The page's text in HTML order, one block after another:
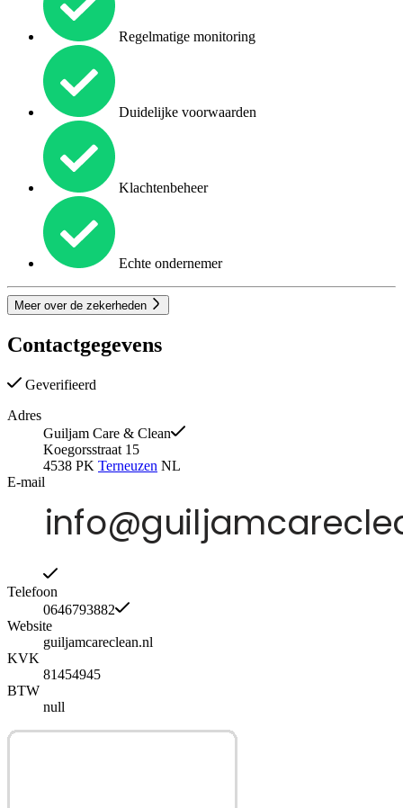
Regelmatige monitoring
Duidelijke voorwaarden
Klachtenbeheer
Echte ondernemer
Meer over de zekerheden
Contactgegevens
Geverifieerd
Adres
Guiljam Care & Clean
Koegorsstraat 15
4538 PK Terneuzen NL
E-mail
Telefoon
0646793882
Website
guiljamcareclean.nl
KVK
81454945
BTW
null